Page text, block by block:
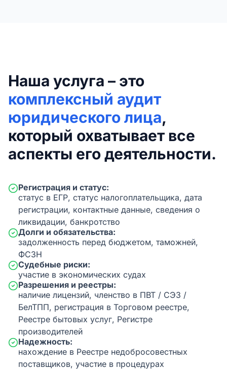
Наша услуга – это
комплексный аудит
юридического лица,
который охватывает все
аспекты его деятельности.
Регистрация и статус:
статус в ЕГР, статус налогоплательщика, дата
регистрации, контактные данные, сведения о
ликвидации, банкротство
Долги и обязательства:
задолженность перед бюджетом, таможней,
ФСЗН
Судебные риски:
участие в экономических судах
Разрешения и реестры:
наличие лицензий, членство в ПВТ / СЭЗ /
БелТПП, регистрация в Торговом реестре,
Реестре бытовых услуг, Регистре
производителей
Надежность:
нахождение в Реестре недобросовестных
поставщиков, участие в процедурах